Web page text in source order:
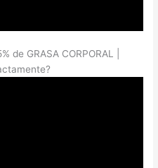
de GRASA CORPORAL |